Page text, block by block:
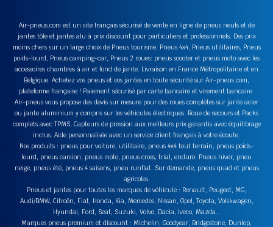
Air-pneus.com est un site français sécurisé de vente en ligne de pneus neufs et de
jantes tôle et jantes alu à prix discount pour particuliers et professionnels. Des prix
moins chers sur un large choix de Pneus tourisme, Pneus 4x4, Pneus utilitaires, Pneus
poids-lourd, Pneus camping-car, Pneus 2 roues: pneus scooter et pneus moto avec les
accessoires chambres à air et fond de jante. Livraison en France Métropolitaine et en
Belgique. Achetez vos pneus et vos jantes en toute sécurité sur Air-pneus.com,
plateforme française ! Paiement sécurisé par carte bancaire et virement bancaire.
Air-pneus vous propose des devis sur mesure pour des roues complètes sur jante acier
ou jante aluminium y compris sur les véhicules électriques. Roue de secours et Packs
complets avec TPMS, Capteurs de pression aux meilleurs prix garantis avec équilibrage
inclus. Aide personnalisée avec un service client français à votre écoute.
Nos produits : pneus pour voiture, utilitaire, pneus 4x4 tout terrain, pneus poids-
lourd, pneus camion, pneus moto, pneus cross, trial, enduro. Pneus hiver, pneu
neige, pneus été, pneus 4 saisons, pneu runflat. Sur demande, pneus quad et pneus
agricoles.
Pneus et jantes pour toutes les marques de véhicule : Renault, Peugeot, MG,
Audi/BMW, Citroën, Fiat, Honda, Kia, Mercedes, Nissan, Opel, Toyota, Volskwagen,
Hyundai, Ford, Seat, Suzuki, Volvo, Dacia, Iveco, Mazda…
Marques pneus premium et discount : Michelin, Goodyear, Bridgestone, Dunlop,